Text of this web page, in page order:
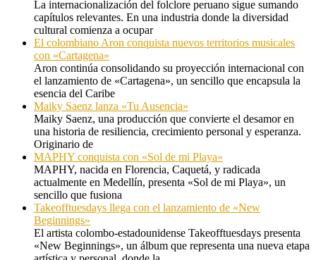
La internacionalización del folclore peruano sigue sumando
capítulos relevantes. En una industria donde la diversidad
cultural comienza a ocupar
El colombiano Aron conquista nuevos territorios musicales
con «Cartagena»
Aron continúa consolidando su proyección internacional con
el lanzamiento de «Cartagena», un sencillo que encapsula la
esencia del Caribe
Maiky Saenz lanza «Tu Ausencia»
Maiky Saenz, una producción que convierte el desamor en
una historia de resiliencia, crecimiento personal y esperanza.
Originario de
MAPHY conquista con «Sol de mi Playa»
MAPHY, nacida en Florencia, Caquetá, y radicada
actualmente en Medellín, presenta «Sol de mi Playa», un
sencillo que fusiona
Takeofftuesdays llega con el lanzamiento de «New
Beginnings»
El artista colombo-estadounidense Takeofftuesdays presenta
«New Beginnings», un álbum que representa una nueva etapa